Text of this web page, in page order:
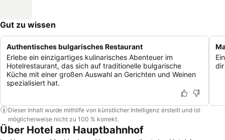
Gut zu wissen
Authentisches bulgarisches Restaurant
Erlebe ein einzigartiges kulinarisches Abenteuer im
Hotelrestaurant, das sich auf traditionelle bulgarische
Küche mit einer großen Auswahl an Gerichten und Weinen
spezialisiert hat.
Dieser Inhalt wurde mithilfe von künstlicher Intelligenz erstellt und ist
möglicherweise nicht zu 100 % korrekt.
Über Hotel am Hauptbahnhof